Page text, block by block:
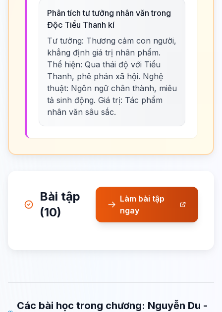
Phân tích tư tưởng nhân văn trong
Độc Tiểu Thanh kí
Tư tưởng: Thương cảm con người,
khẳng định giá trị nhân phẩm.
Thể hiện: Qua thái độ với Tiểu
Thanh, phê phán xã hội. Nghệ
thuật: Ngôn ngữ chân thành, miêu
tả sinh động. Giá trị: Tác phẩm
nhân văn sâu sắc.
Bài tập
(10)
Làm bài tập
ngay
Các bài học trong chương: Nguyễn Du -